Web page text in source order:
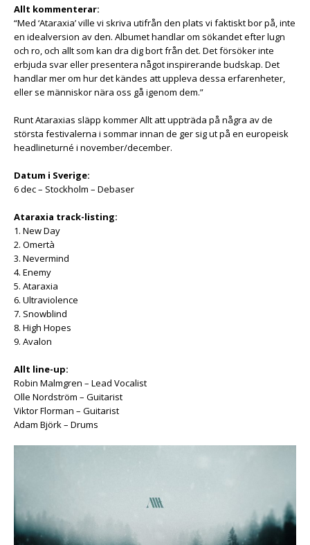
Allt kommenterar:
“Med ‘Ataraxia’ ville vi skriva utifrån den plats vi faktiskt bor på, inte
en idealversion av den. Albumet handlar om sökandet efter lugn
och ro, och allt som kan dra dig bort från det. Det försöker inte
erbjuda svar eller presentera något inspirerande budskap. Det
handlar mer om hur det kändes att uppleva dessa erfarenheter,
eller se människor nära oss gå igenom dem.”
Runt Ataraxias släpp kommer Allt att uppträda på några av de
största festivalerna i sommar innan de ger sig ut på en europeisk
headlineturné i november/december.
Datum i Sverige:
6 dec – Stockholm – Debaser
Ataraxia track-listing:
1. New Day
2. Omertà
3. Nevermind
4. Enemy
5. Ataraxia
6. Ultraviolence
7. Snowblind
8. High Hopes
9. Avalon
Allt line-up:
Robin Malmgren – Lead Vocalist
Olle Nordström – Guitarist
Viktor Florman – Guitarist
Adam Björk – Drums